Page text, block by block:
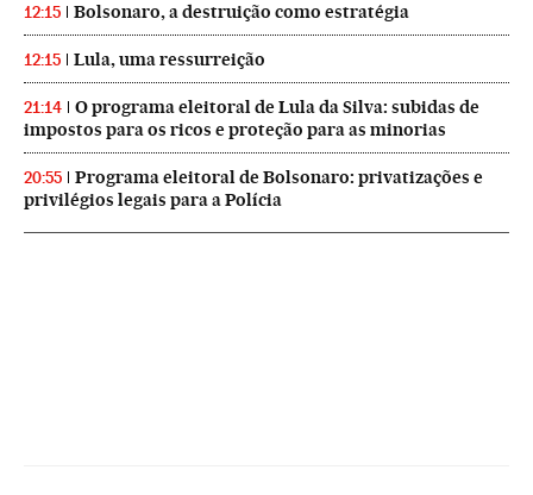
12:15 Bolsonaro, a destruição como estratégia
12:15 Lula, uma ressurreição
21:14
O programa eleitoral de Lula da Silva: subidas de
impostos para os ricos e proteção para as minorias
20:55
Programa eleitoral de Bolsonaro: privatizações e
privilégios legais para a Polícia